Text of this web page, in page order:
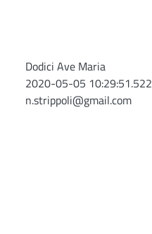
Dodici Ave Maria
2020-05-05 10:29:51.522
n.strippoli@gmail.com